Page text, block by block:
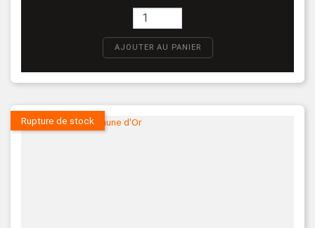
AJOUTER AU PANIER
Rupture de stock